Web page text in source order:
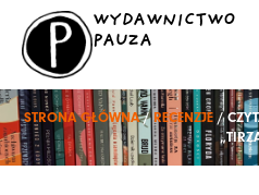
Przejdź
treści
WYDAWNICTWO
PAUZA
STRONA GŁÓWNA/RECENZJE /